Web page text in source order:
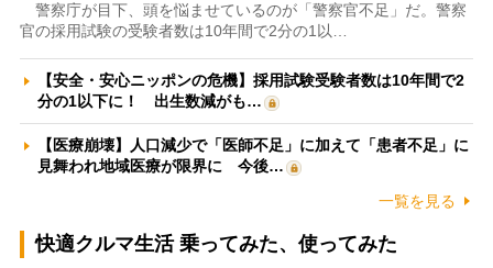
警察庁が目下、頭を悩ませているのが「警察官不足」だ。警察
官の採用試験の受験者数は10年間で2分の1以…
【安全・安心ニッポンの危機】採用試験受験者数は10年間で2
分の1以下に！ 出生数減がも…
【医療崩壊】人口減少で「医師不足」に加えて「患者不足」に
見舞われ地域医療が限界に 今後…
一覧を見る
快適クルマ生活 乗ってみた、使ってみた